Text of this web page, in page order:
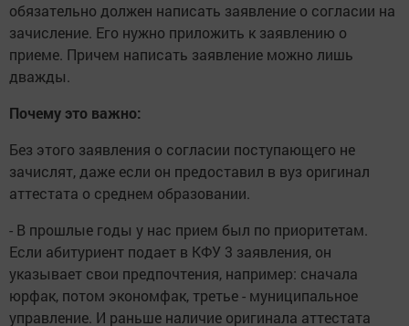
обязательно должен написать заявление о согласии на
зачисление. Его нужно приложить к заявлению о
приеме. Причем написать заявление можно лишь
дважды.
Почему это важно:
Без этого заявления о согласии поступающего не
зачислят, даже если он предоставил в вуз оригинал
аттестата о среднем образовании.
- В прошлые годы у нас прием был по приоритетам.
Если абитуриент подает в КФУ 3 заявления, он
указывает свои предпочтения, например: сначала
юрфак, потом экономфак, третье - муниципальное
управление. И раньше наличие оригинала аттестата